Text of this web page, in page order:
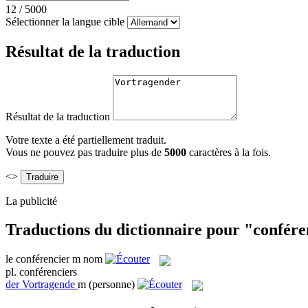
12 / 5000
Sélectionner la langue cible
Résultat de la traduction
Résultat de la traduction
Votre texte a été partiellement traduit.
Vous ne pouvez pas traduire plus de 5000 caractères à la fois.
<>
La publicité
Traductions du dictionnaire pour
le conférencier m nom
pl. conférenciers
derVortragende m (personne)